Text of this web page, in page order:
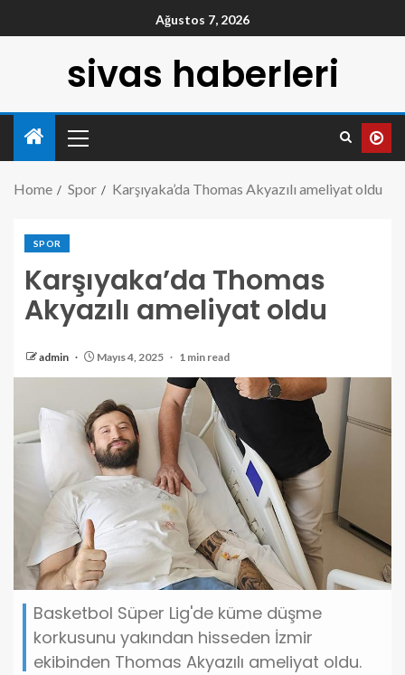
Ağustos 7, 2026
sivas haberleri
Home Spor Karşıyaka’da Thomas Akyazılı ameliyat oldu
SPOR
Karşıyaka’da Thomas
Akyazılı ameliyat oldu
admin Mayıs 4, 2025 1 min read
Basketbol Süper Lig'de küme düşme
korkusunu yakından hisseden İzmir
ekibinden Thomas Akyazılı ameliyat oldu.